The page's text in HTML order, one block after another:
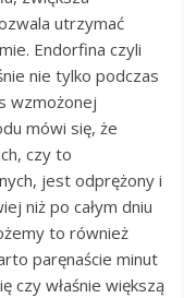
utrzymać
Endorfina czyli
nie tylko podczas
wzmożonej
mówi się, że
czy to
jest odprężony i
niż po całym dniu
to również
paręnaście minut
czy właśnie większą